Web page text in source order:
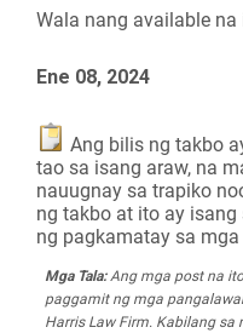
Wala nang available
Ene 08, 2024
Ang bilis ng takbo
tao sa isang araw, na
nauugnay sa trapiko
ng takbo at ito ay
ng pagkamatay sa
Mga Tala:Ang mga post na
paggamit ng mga
Harris Law Firm. Kabilang